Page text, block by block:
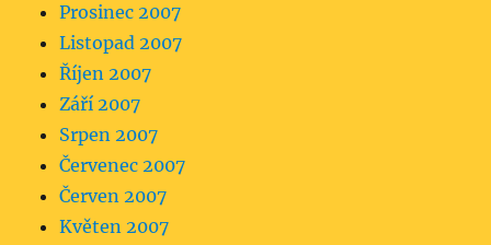
Prosinec 2007
Listopad 2007
Říjen 2007
Září 2007
Srpen 2007
Červenec 2007
Červen 2007
Květen 2007